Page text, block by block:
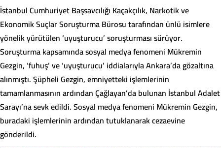
İstanbul Cumhuriyet Başsavcılığı Kaçakçılık, Narkotik ve
Ekonomik Suçlar Soruşturma Bürosu tarafından ünlü isimlere
yönelik yürütülen ‘uyuşturucu’ soruşturması sürüyor.
Soruşturma kapsamında sosyal medya fenomeni Mükremin
Gezgin, ‘fuhuş’ ve ‘uyuşturucu’ iddialarıyla Ankara’da gözaltına
alınmıştı. Şüpheli Gezgin, emniyetteki işlemlerinin
tamamlanmasının ardından Çağlayan’da bulunan İstanbul Adalet
Sarayı’na sevk edildi. Sosyal medya fenomeni Mükremin Gezgin,
buradaki işlemlerinin ardından tutuklanarak cezaevine
gönderildi.